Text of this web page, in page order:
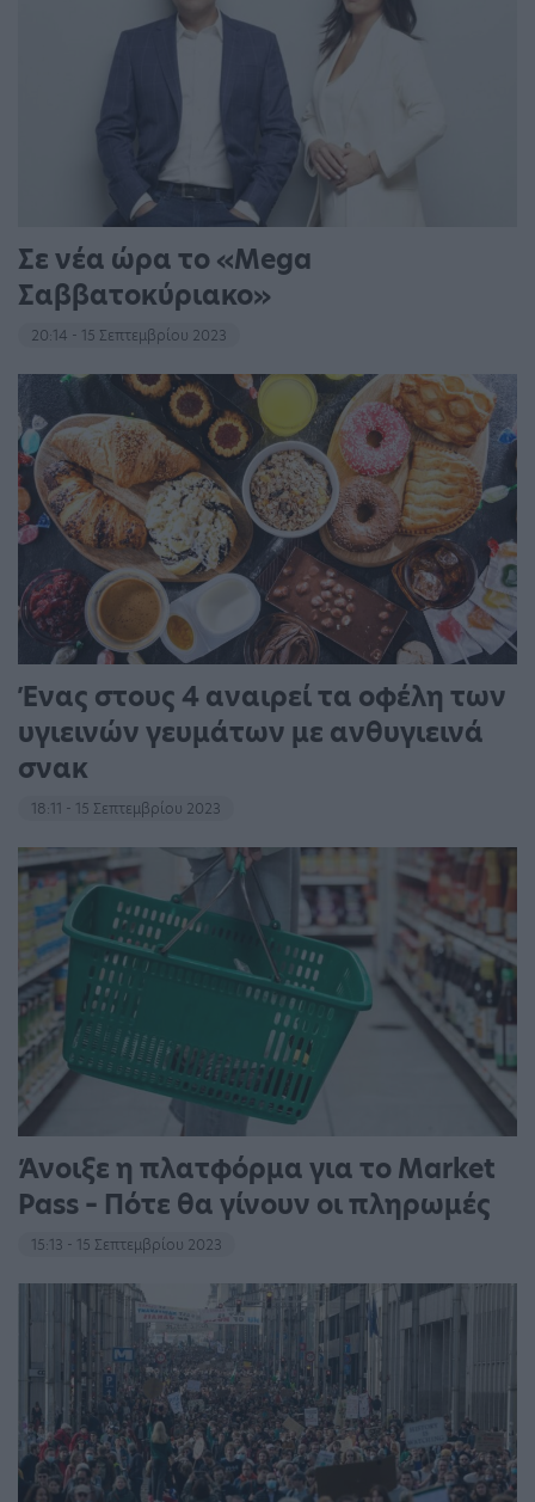
Σε νέα ώρα το «Mega
Σαββατοκύριακο»
20:14 - 15 Σεπτεμβρίου 2023
Ένας στους 4 αναιρεί τα οφέλη των
υγιεινών γευμάτων με ανθυγιεινά
σνακ
18:11 - 15 Σεπτεμβρίου 2023
Άνοιξε η πλατφόρμα για το Market
Pass – Πότε θα γίνουν οι πληρωμές
15:13 - 15 Σεπτεμβρίου 2023